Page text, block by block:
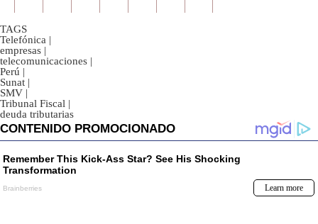
TAGS
Telefónica |
empresas |
telecomunicaciones |
Perú |
Sunat |
SMV |
Tribunal Fiscal |
deuda tributarias